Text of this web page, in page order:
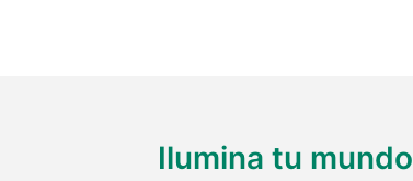
Ilumina tu mundo